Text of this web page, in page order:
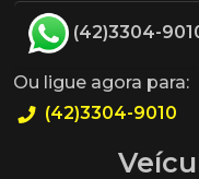
(42)3304-
Ou ligue agora para:
(42)3304-9010